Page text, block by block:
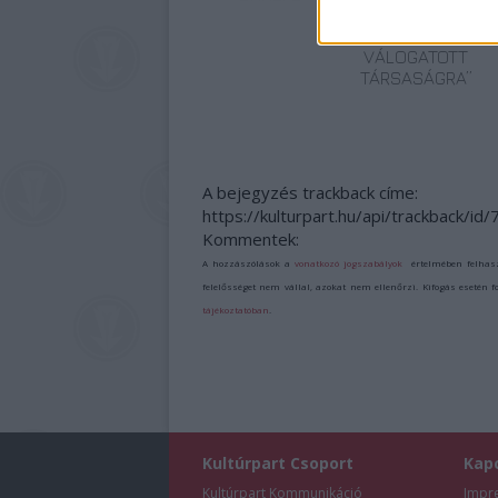
VÁLOGATOTT
TÁRSASÁGRA”
A bejegyzés trackback címe:
https://kulturpart.hu/api/trackback/id/
Kommentek:
A hozzászólások avonatkozó jogszabályok értelmében
felelősséget nem vállal, azokat nem ellenőrzi. Kifogás esetén
tájékoztatóban
Kultúrpart Csoport
Kultúrpart Kommunikáció